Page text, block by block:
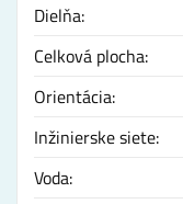
Dielňa:
Celková plocha:
Orientácia:
Inžinierske siete:
Voda: